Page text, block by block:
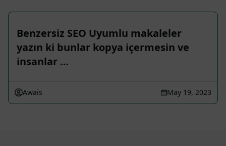
Benzersiz SEO Uyumlu makaleler
yazın ki bunlar kopya içermesin ve
insanlar …
Awais May 19, 2023